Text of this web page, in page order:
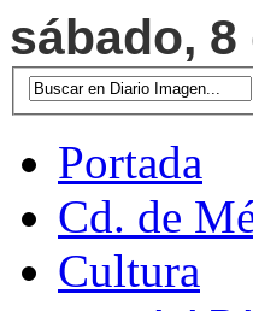
sábado, 8
Portada
Cd. de
Cultura